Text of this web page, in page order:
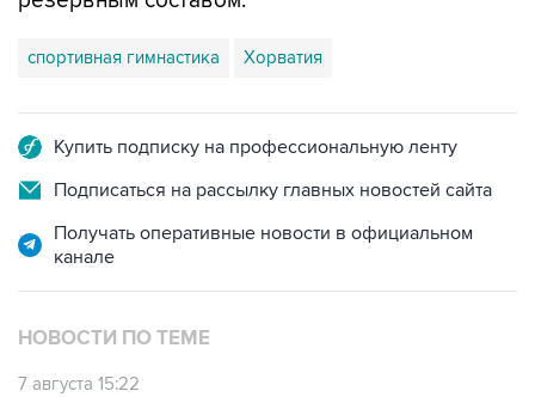
спортивная гимнастика Хорватия
Купить подписку на профессиональную ленту
Подписаться на рассылку главных новостей сайта
Получать оперативные новости в официальном
канале
НОВОСТИ ПО ТЕМЕ
7 августа 15:22